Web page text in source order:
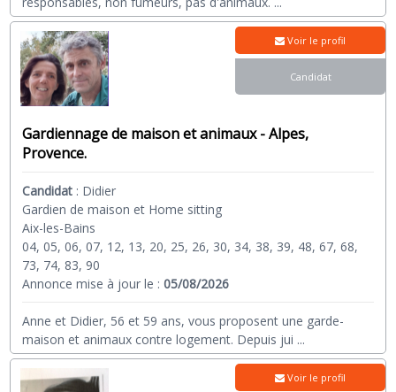
Gardiennage de maison et animaux - Alpes,
Provence.
Candidat : Didier
Gardien de maison et Home sitting
Aix-les-Bains
04, 05, 06, 07, 12, 13, 20, 25, 26, 30, 34, 38, 39, 48, 67, 68,
73, 74, 83, 90
Annonce mise à jour le :05/08/2026
Anne et Didier, 56 et 59 ans, vous proposent une garde-
maison et animaux contre logement. Depuis jui ...
Voir le profil
Candidat
Voir le profil